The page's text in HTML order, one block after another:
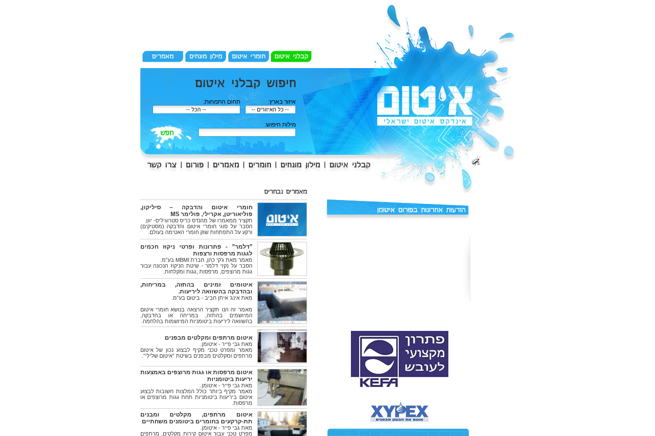
איזור בארץ: תחום התמחות:
מילות חיפוש:
חומרי איטום והדבקה – סיליקון,
פוליאוריטן, אקרילי, פולימר MS
תקציר ממאמרו של מהנדס כריס סטרוגיליס- יוון.
הסבר על סוגי חומרי איטום והדבקה (מסטיקים)
ורקע על התפתחות שוק חומרי האטימה בעולם.
”דלמר” - פתרונות ופרטי ניקוז חכמים
לגגות מרפסות ורצפות
מאמר מאת ג’קי כהן, חברת MBMI בע”מ.
הסבר על נקזי דלמר - שיטת הניקוז הנכונה עבור
גגות מרוצפים, מרפסות ,גגות ומקלחות.
איטומים זמינים בהתזה, במריחות,
ובהדבקה בהשוואה ליריעות.
מאת אינג’ איתן חביב - ביטום בע”מ.
מאמר זה הנו תקציר הרצאה בנושא חומרי איטום
המיושמים בהתזה, במריחה או בהדבקה,
בהשוואה ליריעות ביטומניות המיושמות בהלחמה.
איטום מרתפים ומקלטים מבפנים
מאת גבי פייר - איטומן.
מאמר ומפרט טכני מקיף לבצוע נכון של איטום
מרתפים ומקלטים מבפנים בשיטת ”איטום שלילי”.
איטום מרפסות או גגות מרוצפים באמצעות
יריעות ביטומניות
מאת גבי פייר - איטומן.
מאמר מקיף ביותר כולל המלצות חשובות לבצוע
איטום ביריעות ביטומניות תחת גגות מרוצפים או
מרפסות.
איטום מרתפים, מקלטים ומבנים
תת-קרקעים בחומרים ביטומנים משחתיים
מאת גבי פייר - איטומן.
מפרט טכני עבור איטום קירות מקלטים, מרתפים